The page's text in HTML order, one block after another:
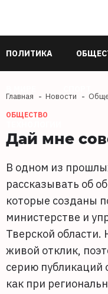
ПОЛИТИКА
Главная Новости
ОБЩЕСТВО
Дай мне
В одном из
рассказывать об
которые созданы
министерстве и
Тверской
живой отклик,
серию публикаций
как при